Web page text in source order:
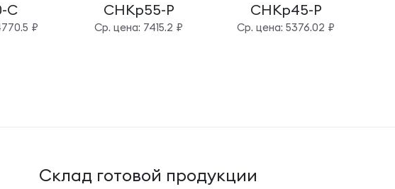
С
₽
СНКр55-Р
Cр. цена: 7415.2 ₽
СНКр45-Р
Cр. цена: 5376.02 ₽
Cклад готовой продукции